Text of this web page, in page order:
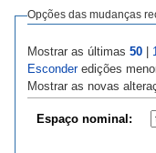
Opções das mudanças
Mostrar as últimas 50|
Esconderedições
Mostrar as novas
Espaço nominal: